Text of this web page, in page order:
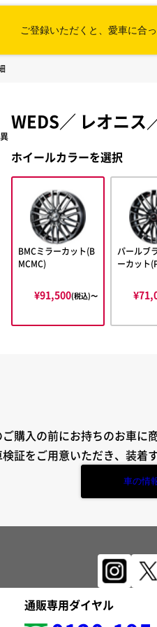
ご登録いただくと、愛車に合
WEDS／ レオニス
ホイールカラーを選択
BMCミラーカット(B
MCMC)
¥91,500(税込)〜
パールブ
ーカット
購入の前にお持ちのお車に
証をご用意いただき、装着
車の情
通販専用ダイヤル